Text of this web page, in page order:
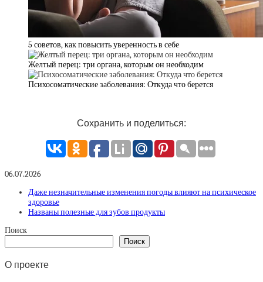
5 советов, как повысить уверенность в себе
Желтый перец: три органа, которым он необходим
Психосоматические заболевания: Откуда что берется
Сохранить и поделиться:
06.07.2026
Даже незначительные изменения погоды влияют на психическое
здоровье
Названы полезные для зубов продукты
Поиск
Поиск
О проекте